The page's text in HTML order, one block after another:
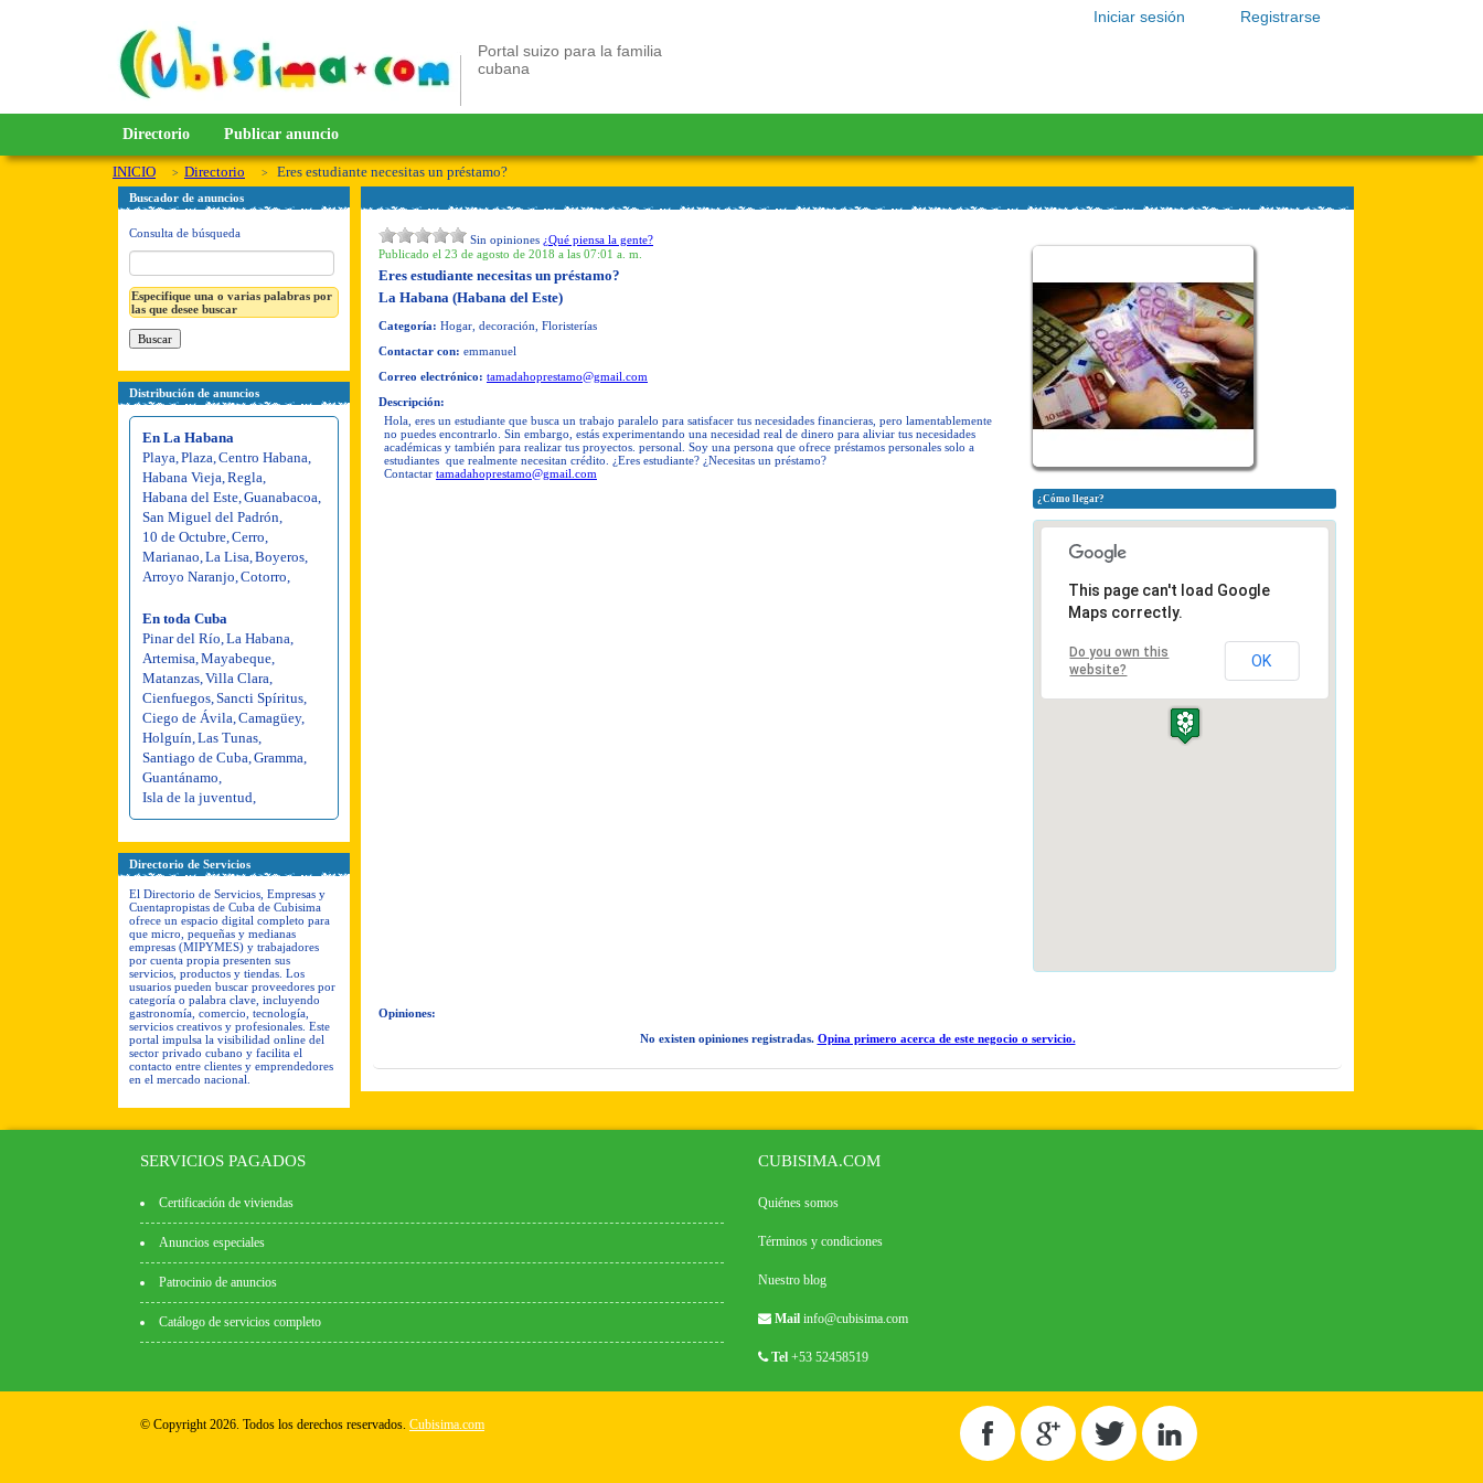
Registrarse
Iniciar sesión
Portal suizo para la familia
cubana
Directorio Publicar anuncio
INICIO Directorio Eres estudiante necesitas un préstamo?
Buscador de anuncios
Consulta de búsqueda
Especifique una o varias palabras por
las que desee buscar
Distribución de anuncios
En La Habana
Playa Plaza Centro Habana
Habana Vieja Regla
Habana del Este Guanabacoa
San Miguel del Padrón
10 de Octubre Cerro
Marianao La Lisa Boyeros
Arroyo Naranjo Cotorro
En toda Cuba
Pinar del Río La Habana
Artemisa Mayabeque
Matanzas Villa Clara
Cienfuegos Sancti Spíritus
Ciego de Ávila Camagüey,
Holguín Las Tunas
Santiago de Cuba Gramma
Guantánamo
Isla de la juventud
Directorio de Servicios
El Directorio de Servicios, Empresas y
Cuentapropistas de Cuba de Cubisima
ofrece un espacio digital completo para
que micro, pequeñas y medianas
empresas (MIPYMES) y trabajadores
por cuenta propia presenten sus
servicios, productos y tiendas. Los
usuarios pueden buscar proveedores por
categoría o palabra clave, incluyendo
gastronomía, comercio, tecnología,
servicios creativos y profesionales. Este
portal impulsa la visibilidad online del
sector privado cubano y facilita el
contacto entre clientes y emprendedores
en el mercado nacional.
Sin opiniones ¿Qué piensa la gente?
Publicado el 23 de agosto de 2018 a las 07:01 a. m.
Eres estudiante necesitas un préstamo?
La Habana (Habana del Este)
Categoría: Hogar, decoración, Floristerías
Contactar con: emmanuel
Correo electrónico: tamadahoprestamo@gmail.com
Descripción:
Hola, eres un estudiante que busca un trabajo paralelo para satisfacer tus necesidades financieras, pero lamentablemente
no puedes encontrarlo. Sin embargo, estás experimentando una necesidad real de dinero para aliviar tus necesidades
académicas y también para realizar tus proyectos. personal. Soy una persona que ofrece préstamos personales solo a
estudiantes que realmente necesitan crédito. ¿Eres estudiante? ¿Necesitas un préstamo?
Contactar tamadahoprestamo@gmail.com
¿Cómo llegar?
This page can't load Google
Maps correctly.
Do you own this
website?
OK
Opiniones:
No existen opiniones registradas. Opina primero acerca de este negocio o servicio.
SERVICIOS PAGADOS
Certificación de viviendas
Anuncios especiales
Patrocinio de anuncios
Catálogo de servicios completo
CUBISIMA.COM
Quiénes somos
Términos y condiciones
Nuestro blog
Mail info@cubisima.com
Tel +53 52458519
© Copyright 2026. Todos los derechos reservados. Cubisima.com